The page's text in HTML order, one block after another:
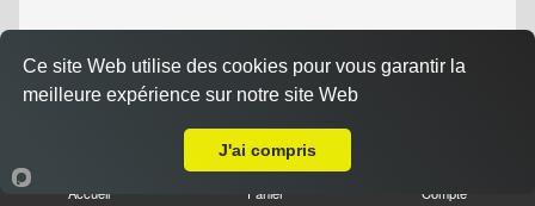
Poulet aux légumes
Accueil Panier Compte
Ce site Web utilise des cookies pour vous garantir la
meilleure expérience sur notre site Web
J'ai compris